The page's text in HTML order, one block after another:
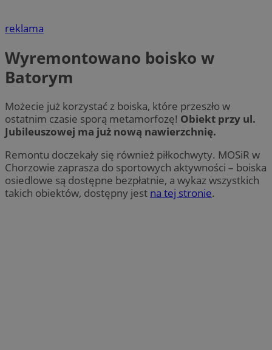
reklama
Wyremontowano boisko w
Batorym
Możecie już korzystać z boiska, które przeszło w
ostatnim czasie sporą metamorfozę! Obiekt przy ul.
Jubileuszowej ma już nową nawierzchnię.
Remontu doczekały się również piłkochwyty. MOSiR w
Chorzowie zaprasza do sportowych aktywności – boiska
osiedlowe są dostępne bezpłatnie, a wykaz wszystkich
takich obiektów, dostępny jest na tej stronie.